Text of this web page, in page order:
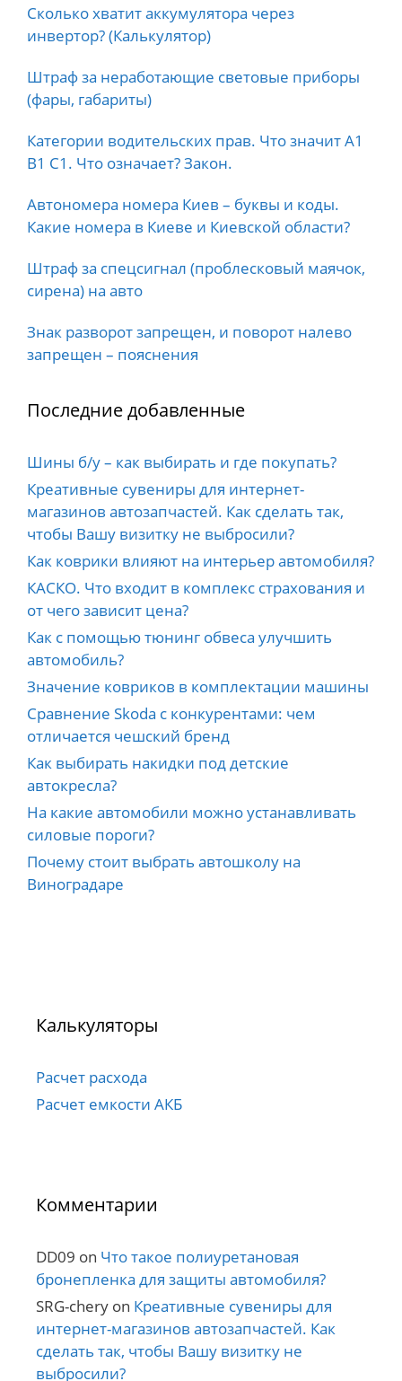
Сколько хватит аккумулятора через
инвертор? (Калькулятор)
Штраф за неработающие световые приборы
(фары, габариты)
Категории водительских прав. Что значит А1
B1 C1. Что означает? Закон.
Автономера номера Киев – буквы и коды.
Какие номера в Киеве и Киевской области?
Штраф за спецсигнал (проблесковый маячок,
сирена) на авто
Знак разворот запрещен, и поворот налево
запрещен – пояснения
Последние добавленные
Шины б/у – как выбирать и где покупать?
Креативные сувениры для интернет-
магазинов автозапчастей. Как сделать так,
чтобы Вашу визитку не выбросили?
Как коврики влияют на интерьер автомобиля?
КАСКО. Что входит в комплекс страхования и
от чего зависит цена?
Как с помощью тюнинг обвеса улучшить
автомобиль?
Значение ковриков в комплектации машины
Сравнение Skoda с конкурентами: чем
отличается чешский бренд
Как выбирать накидки под детские
автокресла?
На какие автомобили можно устанавливать
силовые пороги?
Почему стоит выбрать автошколу на
Виноградаре
Калькуляторы
Расчет расхода
Расчет емкости АКБ
Комментарии
DD09 on Что такое полиуретановая
бронепленка для защиты автомобиля?
SRG-chery on Креативные сувениры для
интернет-магазинов автозапчастей. Как
сделать так, чтобы Вашу визитку не
выбросили?